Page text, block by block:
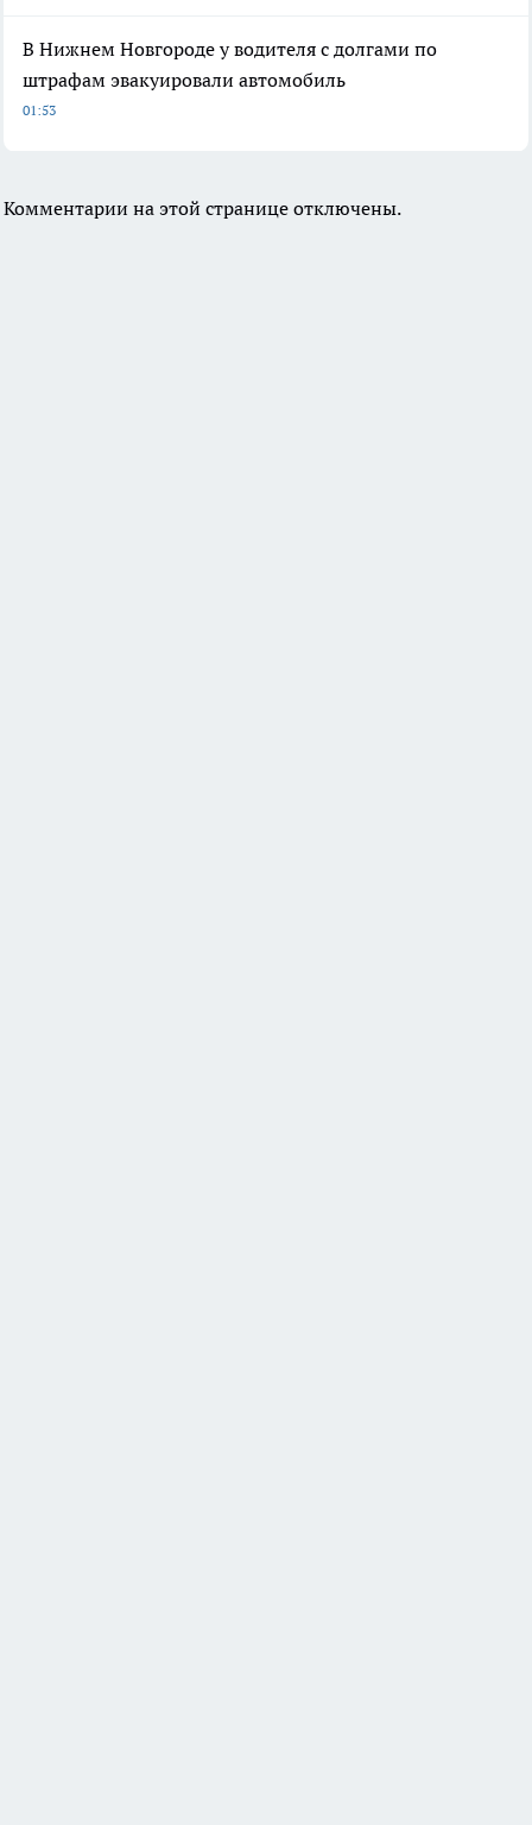
В Нижнем Новгороде у водителя с долгами по
штрафам эвакуировали автомобиль
01:53
Комментарии на этой странице отключены.